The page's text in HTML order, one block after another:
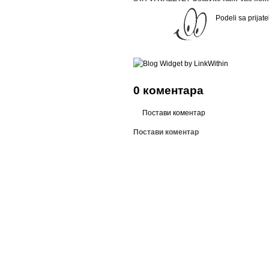
Podeli sa
0 коментара
Постави коментар
Постави коментар